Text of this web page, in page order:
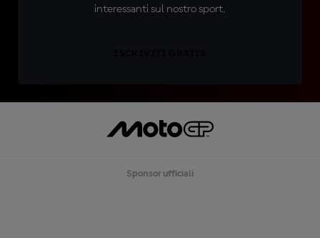
interessanti sul nostro sport.
Sponsor ufficiali